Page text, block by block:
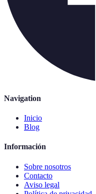
Navigation
Inicio
Blog
Información
Sobre nosotros
Contacto
Aviso legal